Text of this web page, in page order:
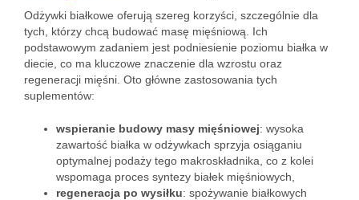
Odżywki białkowe oferują szereg korzyści, szczególnie dla
tych, którzy chcą budować masę mięśniową. Ich
podstawowym zadaniem jest podniesienie poziomu białka w
diecie, co ma kluczowe znaczenie dla wzrostu oraz
regeneracji mięśni. Oto główne zastosowania tych
suplementów:
wspieranie budowy masy mięśniowej: wysoka
zawartość białka w odżywkach sprzyja osiąganiu
optymalnej podaży tego makroskładnika, co z kolei
wspomaga proces syntezy białek mięśniowych,
regeneracja po wysiłku: spożywanie białkowych